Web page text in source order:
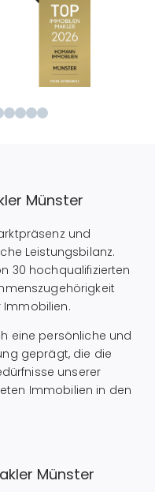
Münster
und
Leistungsbilanz.
30 hochqualifizierten
eine persönliche und
geprägt, die die
unserer
Immobilien in den
Münster